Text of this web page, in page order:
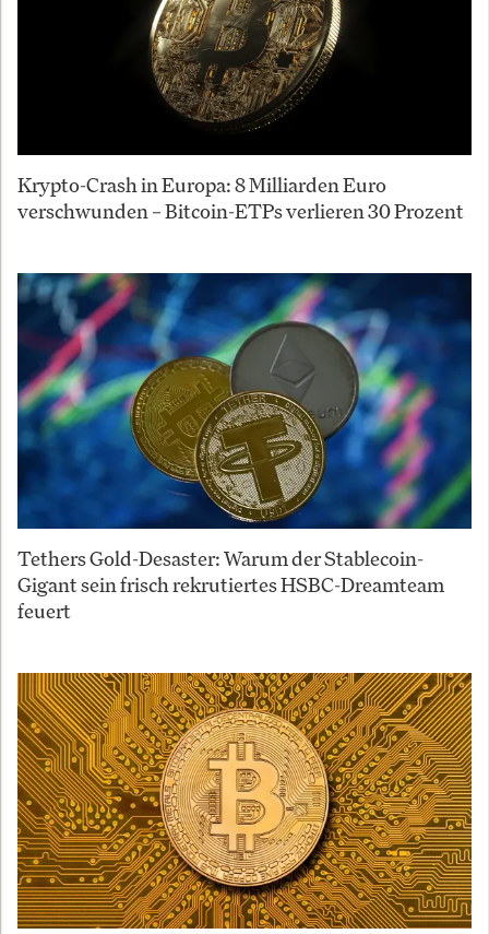
Krypto-Crash in Europa: 8 Milliarden Euro
verschwunden – Bitcoin-ETPs verlieren 30 Prozent
Tethers Gold-Desaster: Warum der Stablecoin-
Gigant sein frisch rekrutiertes HSBC-Dreamteam
feuert